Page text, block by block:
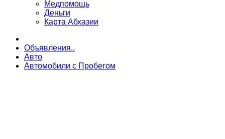
Медпомощь
Деньги
Карта Абхазии
Объявления..
Авто
Автомобили с Пробегом